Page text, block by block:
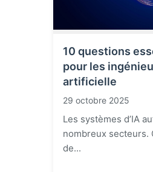
10 questions
pour les
artificielle
29 octobre 2025
Les systèmes d’IA
nombreux secteurs.
de...